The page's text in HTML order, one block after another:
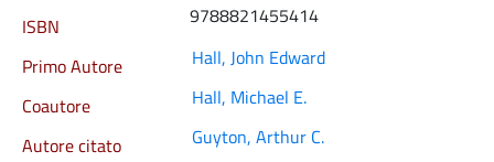
ISBN
9788821455414
Primo Autore
Hall, John Edward
Coautore
Hall, Michael E.
Autore citato
Guyton, Arthur C.